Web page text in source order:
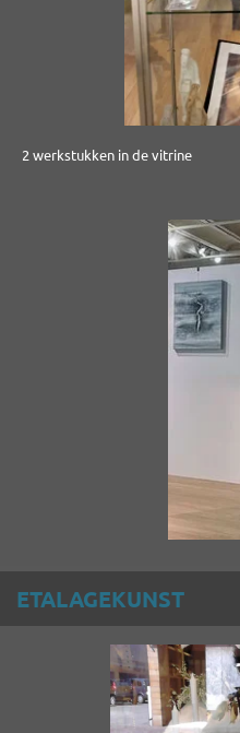
2 werkstukken in de vitrine
ETALAGEKUNST